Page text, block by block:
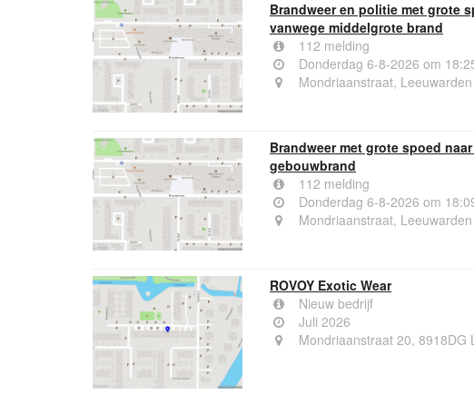
Brandweer en politie met grote
vanwege middelgrote brand
112 melding
Donderdag 6-8-2026 om
Mondriaanstraat, Leeuwarden
Brandweer met grote spoed
gebouwbrand
112 melding
Donderdag 6-8-2026 om
Mondriaanstraat, Leeuwarden
ROVOY Exotic Wear
Nieuw bedrijf
Juli 2026
Mondriaanstraat 20, 8918DG